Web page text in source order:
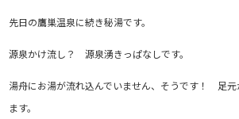
先日の鷹巣温泉に続き秘湯です。
源泉かけ流し？ 源泉湧きっぱなしです。
湯舟にお湯が流れ込んでいません、そうです！ 足
ます。